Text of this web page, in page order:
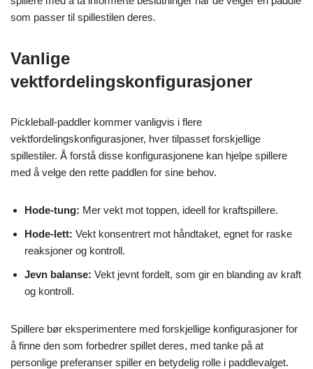
som passer til spillestilen deres.
Vanlige
vektfordelingskonfigurasjoner
Pickleball-paddler kommer vanligvis i flere
vektfordelingskonfigurasjoner, hver tilpasset forskjellige
spillestiler. Å forstå disse konfigurasjonene kan hjelpe spillere
med å velge den rette paddlen for sine behov.
Hode-tung: Mer vekt mot toppen, ideell for kraftspillere.
Hode-lett: Vekt konsentrert mot håndtaket, egnet for raske
reaksjoner og kontroll.
Jevn balanse: Vekt jevnt fordelt, som gir en blanding av kraft
og kontroll.
Spillere bør eksperimentere med forskjellige konfigurasjoner for
å finne den som forbedrer spillet deres, med tanke på at
personlige preferanser spiller en betydelig rolle i paddlevalget.